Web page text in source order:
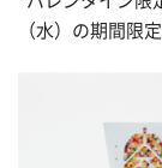
（水）の期間限